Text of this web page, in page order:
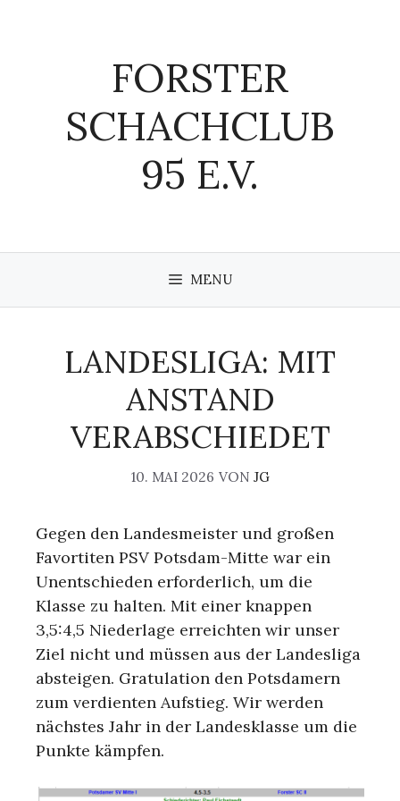
FORSTER
SCHACHCLUB
95 E.V.
MENU
LANDESLIGA: MIT
ANSTAND
VERABSCHIEDET
10. MAI 2026 VON JG
Gegen den Landesmeister und großen
Favortiten PSV Potsdam-Mitte war ein
Unentschieden erforderlich, um die
Klasse zu halten. Mit einer knappen
3,5:4,5 Niederlage erreichten wir unser
Ziel nicht und müssen aus der Landesliga
absteigen. Gratulation den Potsdamern
zum verdienten Aufstieg. Wir werden
nächstes Jahr in der Landesklasse um die
Punkte kämpfen.